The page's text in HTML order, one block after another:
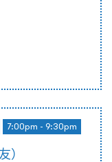
7:00pm - 9:30pm
）